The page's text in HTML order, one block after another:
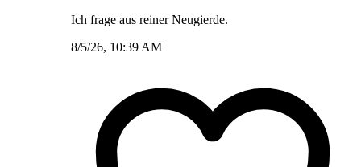
Ich frage aus reiner Neugierde.
8/5/26, 10:39 AM